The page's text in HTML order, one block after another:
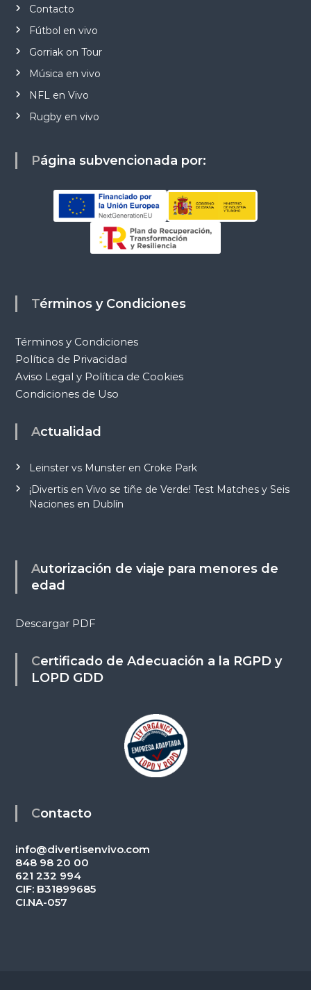
Contacto
Fútbol en vivo
Gorriak on Tour
Música en vivo
NFL en Vivo
Rugby en vivo
Página subvencionada por:
Términos y Condiciones
Términos y Condiciones
Política de Privacidad
Aviso Legal y Política de Cookies
Condiciones de Uso
Actualidad
Leinster vs Munster en Croke Park
¡Divertis en Vivo se tiñe de Verde! Test Matches y Seis
Naciones en Dublín
Autorización de viaje para menores de
edad
Descargar PDF
Certificado de Adecuación a la RGPD y
LOPD GDD
Contacto
info@divertisenvivo.com
848 98 20 00
621 232 994
CIF: B31899685
CI.NA-057